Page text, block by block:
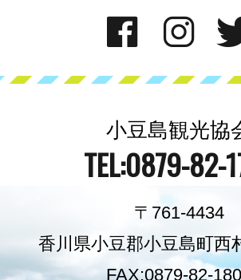
小豆島観光協
TEL:0879-82-
〒761-4434
香川県小豆郡小豆島町西
FAX:0879-82-